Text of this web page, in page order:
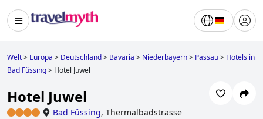
Welt> Europa > Deutschland> Bavaria > Niederbayern> Passau> Hotels in
Bad Füssing> Hotel Juwel
Hotel Juwel
Bad Füssing, Thermalbadstrasse